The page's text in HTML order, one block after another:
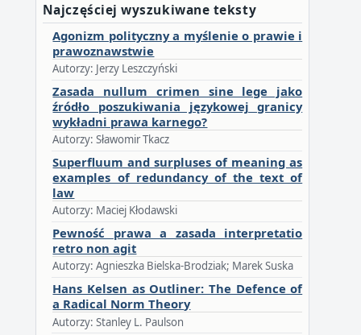
Najczęściej wyszukiwane teksty
Agonizm polityczny a myślenie o prawie i
prawoznawstwie
Autorzy: Jerzy Leszczyński
Zasada nullum crimen sine lege jako
źródło poszukiwania językowej granicy
wykładni prawa karnego?
Autorzy: Sławomir Tkacz
Superfluum and surpluses of meaning as
examples of redundancy of the text of
law
Autorzy: Maciej Kłodawski
Pewność prawa a zasada interpretatio
retro non agit
Autorzy: Agnieszka Bielska-Brodziak; Marek Suska
Hans Kelsen as Outliner: The Defence of
a Radical Norm Theory
Autorzy: Stanley L. Paulson